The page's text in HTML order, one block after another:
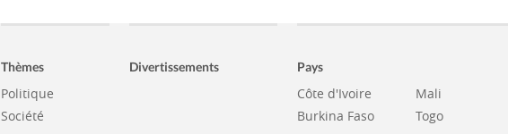
Thèmes
Politique
Société
Divertissements Pays
Côte d'Ivoire
Burkina Faso
Mali
Togo